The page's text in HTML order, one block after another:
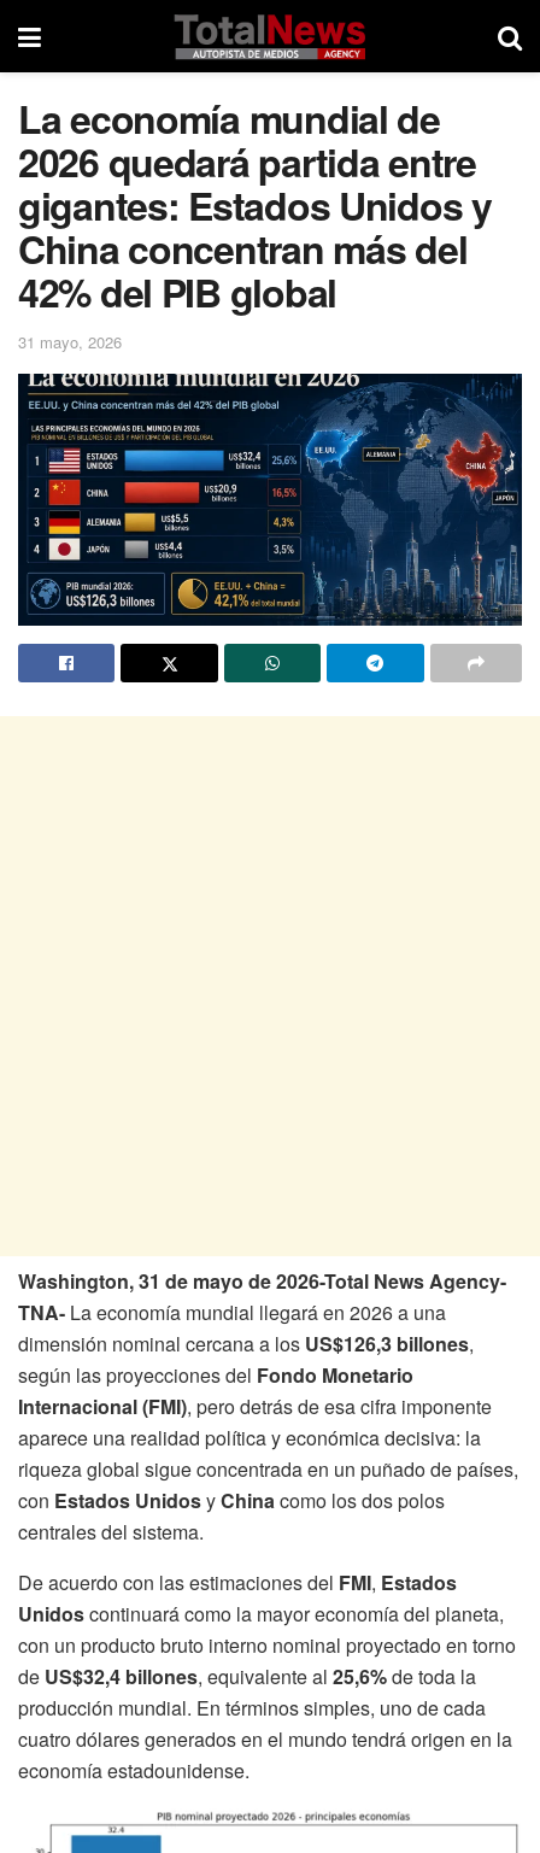
La economía mundial de
2026 quedará partida entre
gigantes: Estados Unidos y
China concentran más del
42% del PIB global
31 mayo, 2026
Washington, 31 de mayo de 2026-Total News Agency-
TNA- La economía mundial llegará en 2026 a una
dimensión nominal cercana a los US$126,3 billones,
según las proyecciones del Fondo Monetario
Internacional (FMI), pero detrás de esa cifra imponente
aparece una realidad política y económica decisiva: la
riqueza global sigue concentrada en un puñado de países,
con Estados UnidosyChinacomo los dos polos
centrales del sistema.
De acuerdo con las estimaciones del FMI, Estados
Unidoscontinuará como la mayor economía del planeta,
con un producto bruto interno nominal proyectado en torno
de US$32,4 billones, equivalente al 25,6%de toda la
producción mundial. En términos simples, uno de cada
cuatro dólares generados en el mundo tendrá origen en la
economía estadounidense.